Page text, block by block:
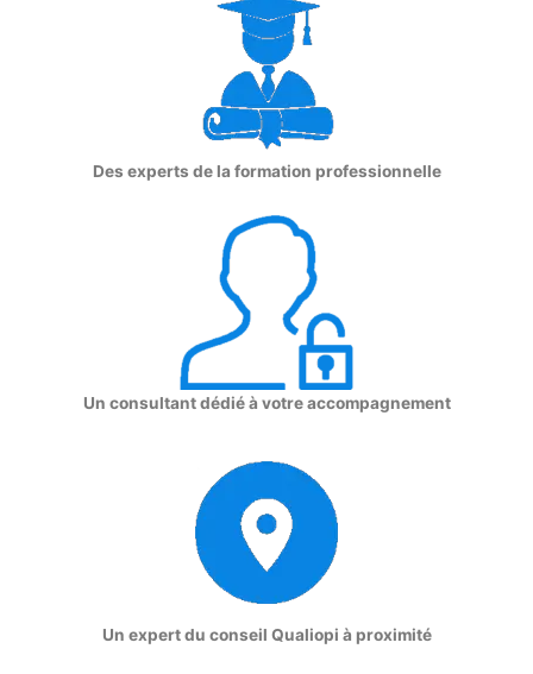
Des experts de la formation professionnelle
Un consultant dédié à votre accompagnement
Un expert du conseil Qualiopi à proximité